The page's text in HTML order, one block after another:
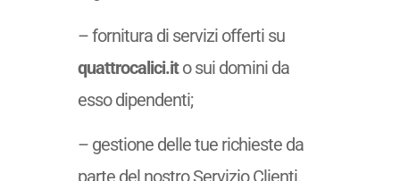
– fornitura di servizi offerti su
quattrocalici.ito sui domini da
esso dipendenti;
– gestione delle tue richieste da